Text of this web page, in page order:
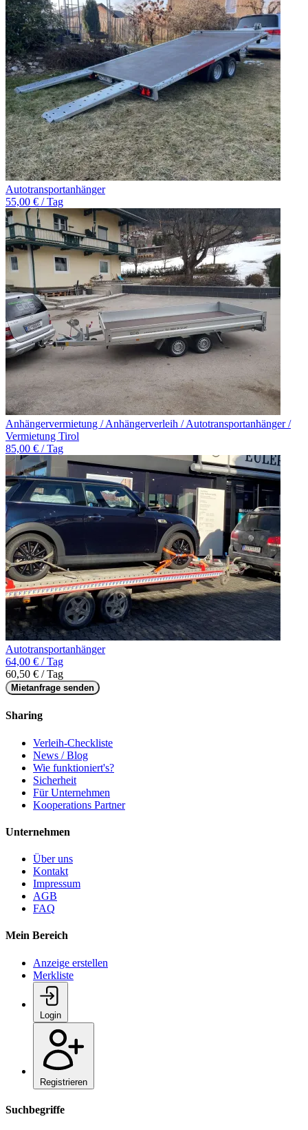
Autotransportanhänger
55,00 € / Tag
Anhängervermietung / Anhängerverleih / Autotransportanhänger /
Vermietung Tirol
85,00 € / Tag
Autotransportanhänger
64,00 € / Tag
60,50 € / Tag
Mietanfrage senden
Sharing
Verleih-Checkliste
News / Blog
Wie funktioniert's?
Sicherheit
Für Unternehmen
Kooperations Partner
Unternehmen
Über uns
Kontakt
Impressum
AGB
FAQ
Mein Bereich
Anzeige erstellen
Merkliste
Login
Registrieren
Suchbegriffe